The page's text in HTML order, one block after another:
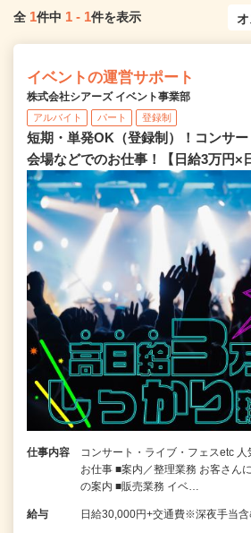
全 1件中 1 - 1件を表示
イベントの運営サポート
株式会社シアーズ イベント事業部
アルバイト パート 登録制
短期・単発OK（登録制）！コンサ
会場などでのお仕事！【日給3万円×
仕事内容
コンサート・ライブ・フェスetc
お仕事 ■案内／整理業務 お客さん
の案内 ■販売業務 イベ…
給与 日給30,000円+交通費※深夜手当含